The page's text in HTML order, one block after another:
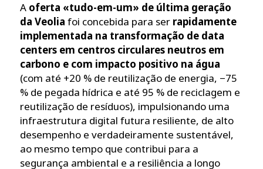
A oferta «tudo-em-um» de última geração
da Veolia foi concebida para ser rapidamente
implementada na transformação de data
centers em centros circulares neutros em
carbono e com impacto positivo na água
(com até +20 % de reutilização de energia, −75
% de pegada hídrica e até 95 % de reciclagem e
reutilização de resíduos), impulsionando uma
infraestrutura digital futura resiliente, de alto
desempenho e verdadeiramente sustentável,
ao mesmo tempo que contribui para a
segurança ambiental e a resiliência a longo